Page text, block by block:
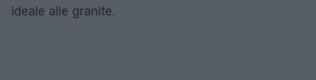
ideale alle granite.